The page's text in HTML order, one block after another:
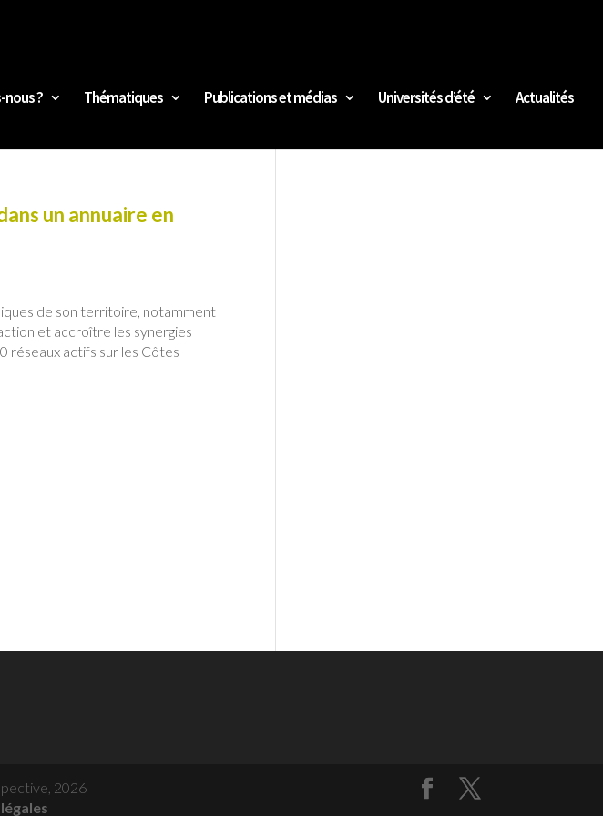
nous ? Thématiques Publications et médias Universités d’été Actualités
un annuaire en
de son territoire, notamment
et accroître les synergies
réseaux actifs sur les Côtes
2026